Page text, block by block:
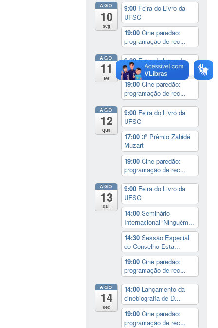
AGO
10
seg
9:00 Feira do Livro da
UFSC
19:00Cine paredão:
programação de rec...
AGO
11
ter
9:00Feira do Livro da
UFSC
19:00Cine paredão:
programação de rec...
AGO
12
qua
9:00 Feira do Livro da
UFSC
17:003º Prêmio Zahidé
Muzart
19:00Cine paredão:
programação de rec...
AGO
13
qui
9:00 Feira do Livro da
UFSC
14:00Seminário
Internacional ‘Ninguém...
14:30Sessão Especial
do Conselho Esta...
19:00Cine paredão:
programação de rec...
AGO
14
sex
14:00 Lançamento da
cinebiografia de D...
19:00Cine paredão:
programação de rec...